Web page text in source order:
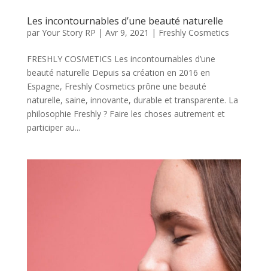
Les incontournables d’une beauté naturelle
par Your Story RP | Avr 9, 2021 | Freshly Cosmetics
FRESHLY COSMETICS Les incontournables d’une
beauté naturelle Depuis sa création en 2016 en
Espagne, Freshly Cosmetics prône une beauté
naturelle, saine, innovante, durable et transparente. La
philosophie Freshly ? Faire les choses autrement et
participer au...